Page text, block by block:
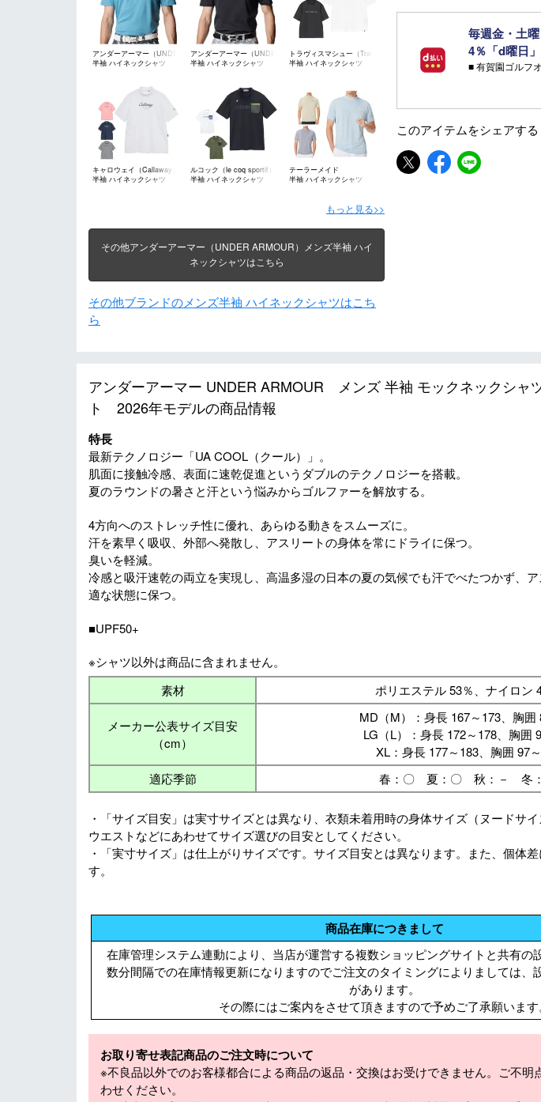
アンダーアーマー（UNDER
ARMOUR）
半袖 ハイネックシャツ
アンダーアーマー（UNDER
ARMOUR）
半袖 ハイネックシャツ
トラヴィスマシュー（Travis
Mathew）
半袖 ハイネックシャツ
キャロウェイ（Callaway）
半袖 ハイネックシャツ
ルコック（le coq sportif）
半袖 ハイネックシャツ
テーラーメイド
（TaylorMade）
半袖 ハイネックシャツ
もっと見る>>
その他アンダーアーマー（UNDER ARMOUR）メンズ半袖 ハイ
ネックシャツはこちら
その他ブランドのメンズ半袖 ハイネックシャツはこち
ら
毎週金・土
4％「d曜日」
■ キャンペーン期間
注意事項：
・有賀園ゴルフ実
このアイテムをシェアする
アンダーアーマー UNDER ARMOUR メンズ 半袖 モックネックシャ
ト 2026年モデルの商品情報
特長
最新テクノロジー「UA COOL（クール）」。
肌面に接触冷感、表面に速乾促進というダブルのテクノロジーを搭載。
夏のラウンドの暑さと汗という悩みからゴルファーを解放する。
4方向へのストレッチ性に優れ、あらゆる動きをスムーズに。
汗を素早く吸収、外部へ発散し、アスリートの身体を常にドライに保つ。
臭いを軽減。
冷感と吸汗速乾の両立を実現し、高温多湿の日本の夏の気候でも汗でべたつかず、
適な状態に保つ。
■UPF50+
※シャツ以外は商品に含まれません。
素材
ポリエステル 53％、ナイロン
メーカー公表サイズ目安
（cm）
MD（M）：身長 167～173、胸囲
LG（L）：身長 172～178、胸囲
XL：身長 177～183、胸囲 97
適応季節
春：〇 夏：〇 秋：－ 冬
・「サイズ目安」は実寸サイズとは異なり、衣類未着用時の身体サイズ（ヌードサイ
ウエストなどにあわせてサイズ選びの目安としてください。
・「実寸サイズ」は仕上がりサイズです。サイズ目安とは異なります。また、個体
す。
商品在庫につきまして
在庫管理システム連動により、当店が運営する複数ショッピングサイトと共有の
数分間隔での在庫情報更新になりますのでご注文のタイミングによりましては、
があります。
その際にはご案内をさせて頂きますので予めご了承願います
お取り寄せ表記商品のご注文時について
※不良品以外でのお客様都合による商品の返品・交換はお受けできません。ご不明
わせください。